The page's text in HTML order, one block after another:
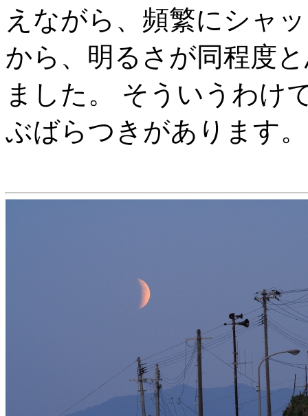
えながら、頻繁にシャ
から、明るさが同程度
ました。 そういうわけ
ぶばらつきがあります。